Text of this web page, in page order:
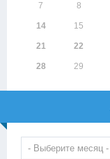
7 8
14 15
21 22
28 29